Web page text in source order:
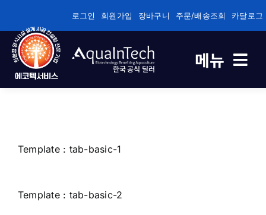
너
로그인 회원가입 장바구니 주문/배송조회 카달로그
한국 공식 딜러 메뉴
Template : tab-basic-1
Template : tab-basic-2